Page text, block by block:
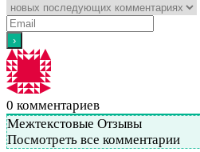
0 комментариев
Межтекстовые Отзывы
Посмотреть все комментарии